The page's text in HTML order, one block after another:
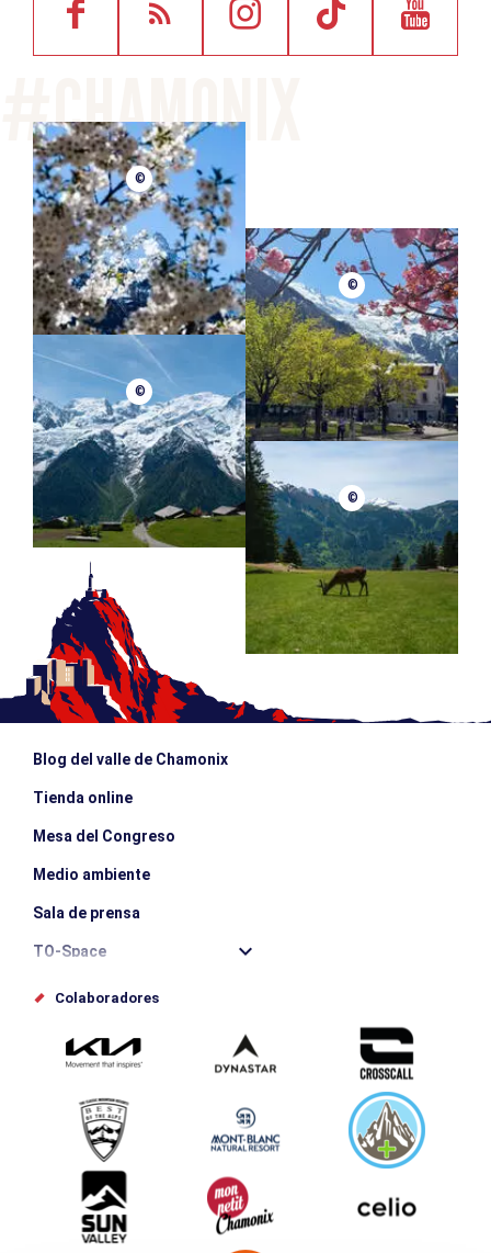
©
©
©
©
Blog del valle de Chamonix
Tienda online
Mesa del Congreso
Medio ambiente
Sala de prensa
TO-Space
Offices de tourisme
Envíe su evento
Service groupes et séminaires
Descargar
Turismo y discapacidad
Colaboradores